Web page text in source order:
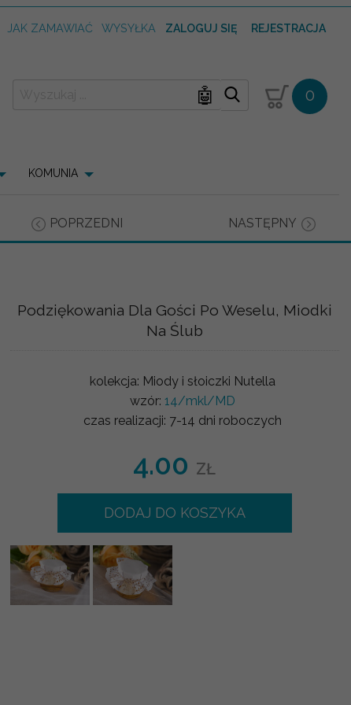
JAK ZAMAWIAĆ WYSYŁKA ZALOGUJ SIĘ REJESTRACJA
🤖 0
KOMUNIA
POPRZEDNI NASTĘPNY
Podziękowania Dla Gości Po Weselu, Miodki
Na Ślub
kolekcja: Miody i słoiczki Nutella
wzór: 14/mkl/MD
czas realizacji: 7-14 dni roboczych
4.00 ZŁ
DODAJ DO KOSZYKA